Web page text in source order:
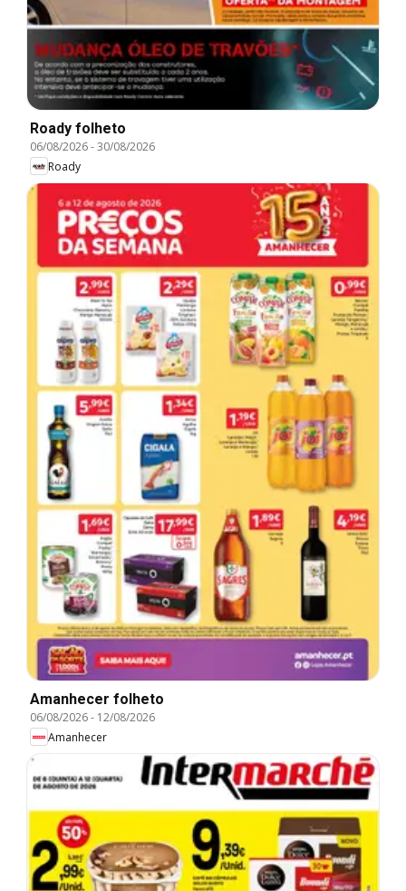
Roady folheto
06/08/2026-30/08/2026
Roady
Amanhecer folheto
06/08/2026- 12/08/2026
Amanhecer